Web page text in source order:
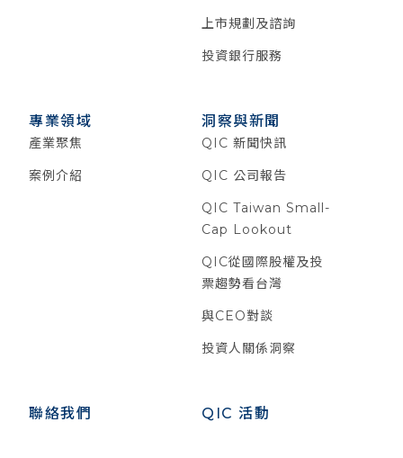
上市規劃及諮詢
投資銀行服務
專業領域
產業聚焦
案例介紹
洞察與新聞
QIC 新聞快訊
QIC 公司報告
QIC Taiwan Small-
Cap Lookout
QIC從國際股權及投
票趨勢看台灣
與CEO對談
投資人關係洞察
聯絡我們 QIC 活動